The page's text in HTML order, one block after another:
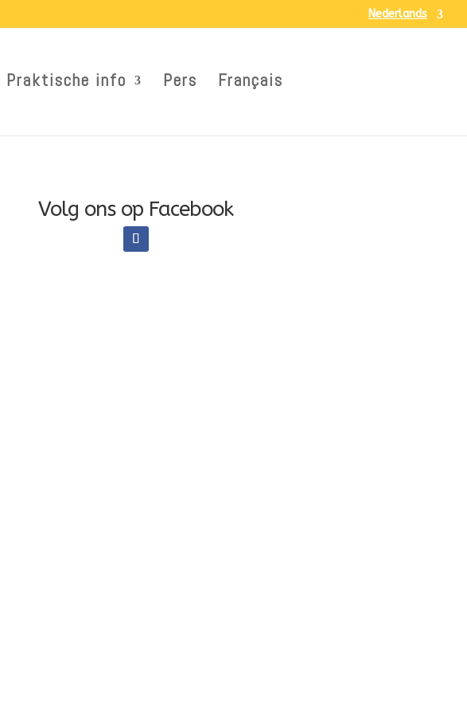
Nederlands
Praktische info Pers Français
Volg ons op Facebook